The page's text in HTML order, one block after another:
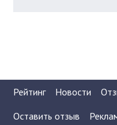
Рейтинг Новости
Оставить отзыв